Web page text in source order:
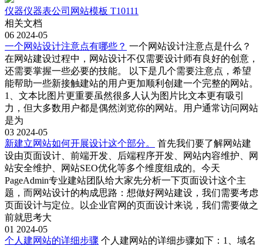
仪器仪器表公司网站模板 T10111
相关文档
06 2024-05
一个网站设计注意点有哪些？ 一个网站设计注意点是什么？
在网站建设过程中，网站设计不仅需要设计师有良好的创意，
还需要掌握一些必要的技能。 以下是几个需要注意点，希望
能帮助一些新接触建站的用户更加顺利创建一个完整的网站。
1、文本比图片更重要虽然很多人认为图片比文本更有吸引
力，但大多数用户都是偶然浏览你的网站。用户通常访问网站
是为
03 2024-05
新建立网站如何开展设计这个部分。
首先我们要了解网站建
设由页面设计、前端开发、后端程序开发、网站内容维护、网
站安全维护、网站SEO优化等多个维度组成的。今天
PageAdmin专业建站团队给大家先分析一下页面设计这个主
题，而网站设计的构成思路：想做好网站建设，我们需要考虑
页面设计与定位。以企业官网的页面设计来说，我们需要做之
前就思考大
01 2024-05
个人建网站的详细步骤 个人建网站的详细步骤如下：1、域名